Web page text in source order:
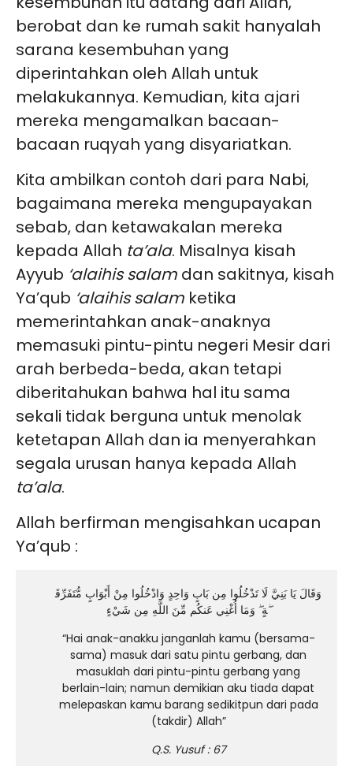
berobat dan ke rumah sakit hanyalah
sarana kesembuhan yang
diperintahkan oleh Allah untuk
melakukannya. Kemudian, kita ajari
mereka mengamalkan bacaan-
bacaan ruqyah yang disyariatkan.
Kita ambilkan contoh dari para Nabi,
bagaimana mereka mengupayakan
sebab, dan ketawakalan mereka
kepada Allah ta’ala. Misalnya kisah
Ayyub ‘alaihis salam dan sakitnya, kisah
Ya’qub ‘alaihis salam ketika
memerintahkan anak-anaknya
memasuki pintu-pintu negeri Mesir dari
arah berbeda-beda, akan tetapi
diberitahukan bahwa hal itu sama
sekali tidak berguna untuk menolak
ketetapan Allah dan ia menyerahkan
segala urusan hanya kepada Allah
ta’ala.
Allah berfirman mengisahkan ucapan
Ya’qub :
وَقَالَ يَا بَنِيَّ لَا تَدْخُلُوا مِن بَابٍ وَاحِدٍ وَادْخُلُوا مِنْ أَبْوَابٍ مُّتَفَرِّقَ
ةٍ ۖ وَمَا أُغْنِي عَنكُم مِّنَ اللَّهِ مِن شَيْءٍ ۖ
“Hai anak-anakku janganlah kamu (bersama-
sama) masuk dari satu pintu gerbang, dan
masuklah dari pintu-pintu gerbang yang
berlain-lain; namun demikian aku tiada dapat
melepaskan kamu barang sedikitpun dari pada
(takdir) Allah”
Q.S. Yusuf : 67